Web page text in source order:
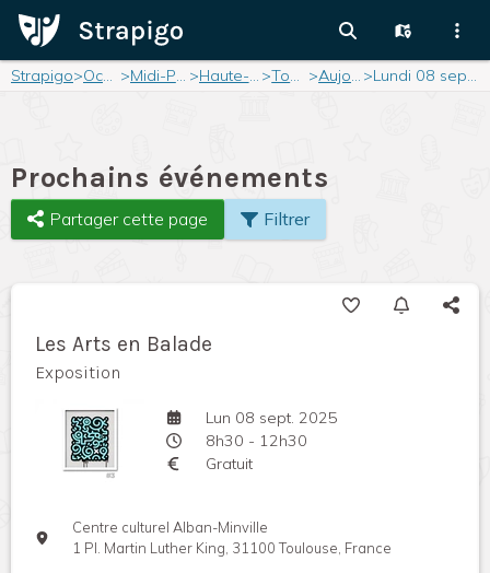
Strapigo> Occitanie > Midi-Pyrénées > Haute-Garonne > Toulouse > Aujourd'hui > Lundi 08 septembre 2025
Prochains événements
Partager cette page Filtrer
Les Arts en Balade
Exposition
Lun 08 sept. 2025
8h30 - 12h30
Gratuit
Centre culturel Alban-Minville
1 Pl. Martin Luther King, 31100 Toulouse, France